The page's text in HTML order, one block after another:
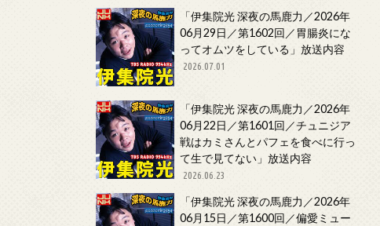
「伊集院光 深夜の馬鹿力／2026年
06月29日／第1602回／胃腸炎にな
ってオムツをしている」放送内容
2026.07.01
「伊集院光 深夜の馬鹿力／2026年
06月22日／第1601回／チュニジア
戦はカミさんとパフェを食べに行っ
て生で見てない」放送内容
2026.06.23
「伊集院光 深夜の馬鹿力／2026年
06月15日／第1600回／偏愛ミュー